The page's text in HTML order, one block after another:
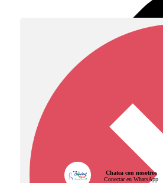
Chatea con nosotros
Conectar en WhatsApp